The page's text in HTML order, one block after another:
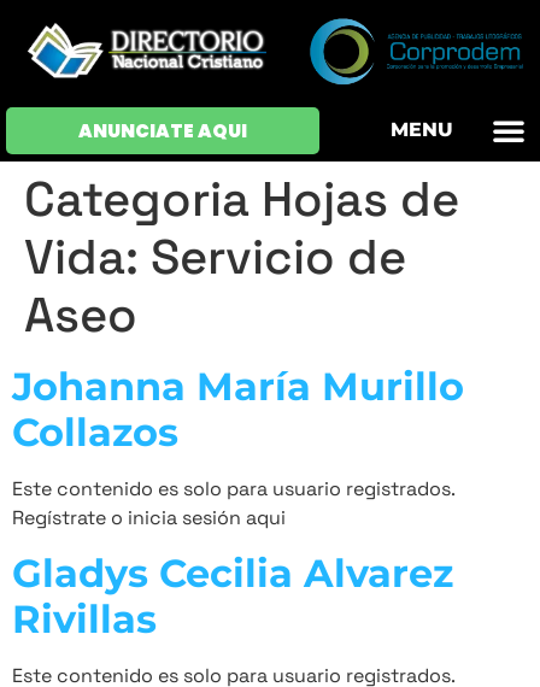
ANUNCIATE AQUI MENU
Categoria Hojas de
Vida: Servicio de
Aseo
Johanna María Murillo
Collazos
Este contenido es solo para usuario registrados.
Regístrate o inicia sesión aqui
Gladys Cecilia Alvarez
Rivillas
Este contenido es solo para usuario registrados.